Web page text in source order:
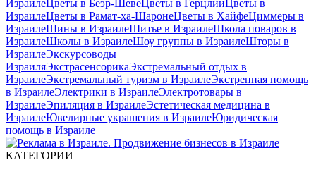
ИзраилеЦветы в Беэр-ШевеЦветы в ГерцлииЦветы в
ИзраилеЦветы в Рамат-ха-ШаронеЦветы в ХайфеЦиммеры в
ИзраилеШины в ИзраилеШитье в ИзраилеШкола поваров в
ИзраилеШколы в ИзраилеШоу группы в ИзраилеШторы в
ИзраилеЭкскурсоводы
ИзраиляЭкстрасенсорикаЭкстремальный отдых в
ИзраилеЭкстремальный туризм в ИзраилеЭкстренная помощь
в ИзраилеЭлектрики в ИзраилеЭлектротовары в
ИзраилеЭпиляция в ИзраилеЭстетическая медицина в
ИзраилеЮвелирные украшения в ИзраилеЮридическая
помощь в Израиле
КАТЕГОРИИ